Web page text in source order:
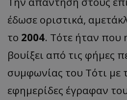
έδωσε οριστικά,
το 2004. Τότε ήταν που
βουίξει από τις φήμες
συμφωνίας του Τότι με
εφημερίδες έγραφαν